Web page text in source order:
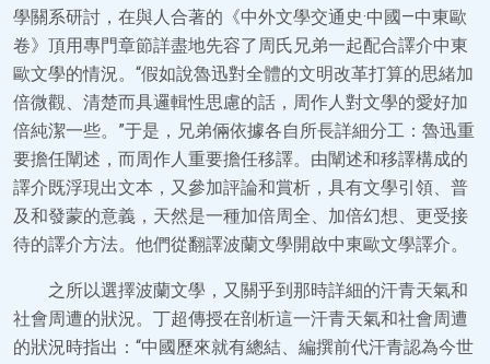
學關系研討，在與人合著的《中外文學交通史·中國—中東歐
卷》頂用專門章節詳盡地先容了周氏兄弟一起配合譯介中東
歐文學的情況。“假如說魯迅對全體的文明改革打算的思緒加
倍微觀、清楚而具邏輯性思慮的話，周作人對文學的愛好加
倍純潔一些。”于是，兄弟倆依據各自所長詳細分工：魯迅重
要擔任闡述，而周作人重要擔任移譯。由闡述和移譯構成的
譯介既浮現出文本，又參加評論和賞析，具有文學引領、普
及和發蒙的意義，天然是一種加倍周全、加倍幻想、更受接
待的譯介方法。他們從翻譯波蘭文學開啟中東歐文學譯介。
之所以選擇波蘭文學，又關乎到那時詳細的汗青天氣和
社會周遭的狀況。丁超傳授在剖析這一汗青天氣和社會周遭
的狀況時指出：“中國歷來就有總結、編撰前代汗青認為今世